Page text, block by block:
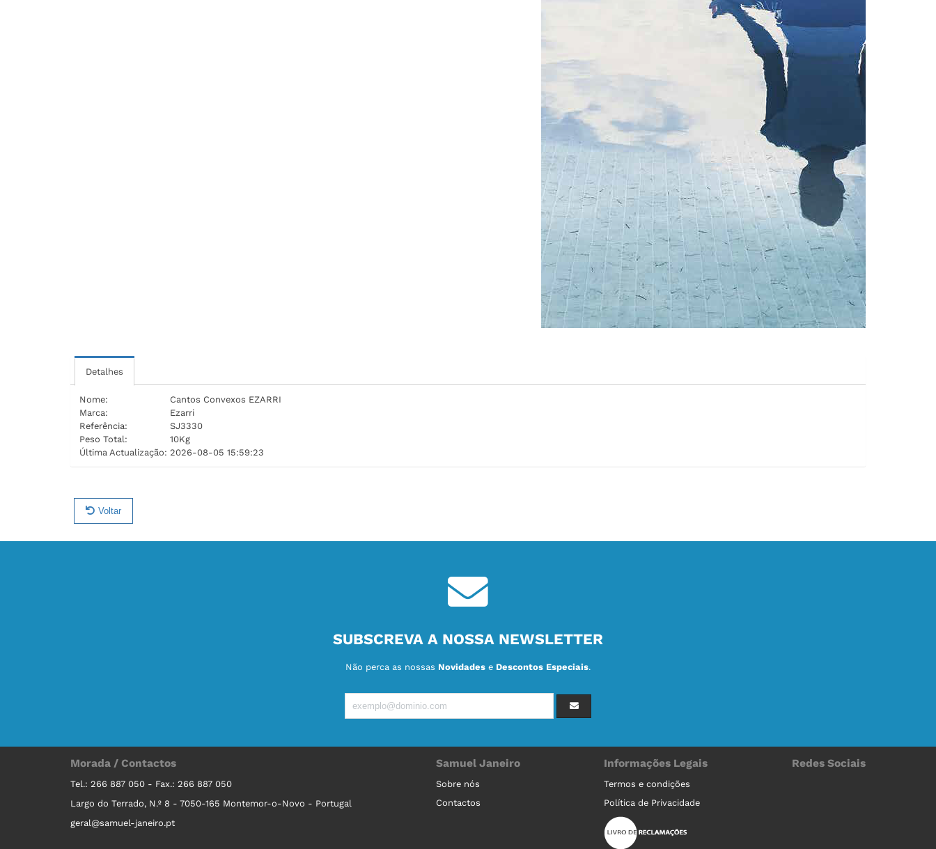
Detalhes
Nome:
Cantos Convexos EZARRI
Marca:
Ezarri
Referência:
SJ3330
Peso Total:
10Kg
Última Actualização: 2026-08-05 15:59:23
Voltar
SUBSCREVA A NOSSA NEWSLETTER
Não perca as nossas Novidades e Descontos Especiais.
Morada / Contactos
Tel.: 266 887 050 - Fax.: 266 887 050
Largo do Terrado, N.º 8 - 7050-165 Montemor-o-Novo - Portugal
geral@samuel-janeiro.pt
Samuel Janeiro
Sobre nós
Contactos
Informações Legais
Termos e condições
Política de Privacidade
Redes Sociais